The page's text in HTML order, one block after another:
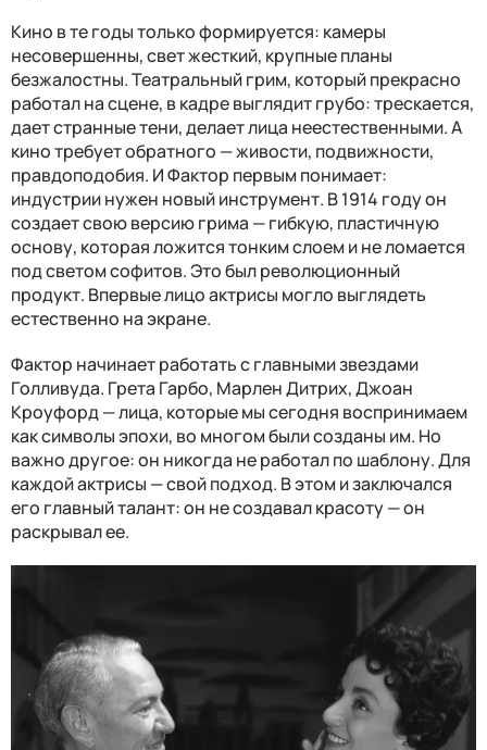
Кино в те годы только формируется: камеры
несовершенны, свет жесткий, крупные планы
безжалостны. Театральный грим, который прекрасно
работал на сцене, в кадре выглядит грубо: трескается,
дает странные тени, делает лица неестественными. А
кино требует обратного — живости, подвижности,
правдоподобия. И Фактор первым понимает:
индустрии нужен новый инструмент. В 1914 году он
создает свою версию грима — гибкую, пластичную
основу, которая ложится тонким слоем и не ломается
под светом софитов. Это был революционный
продукт. Впервые лицо актрисы могло выглядеть
естественно на экране.
Фактор начинает работать с главными звездами
Голливуда. Грета Гарбо, Марлен Дитрих, Джоан
Кроуфорд — лица, которые мы сегодня воспринимаем
как символы эпохи, во многом были созданы им. Но
важно другое: он никогда не работал по шаблону. Для
каждой актрисы — свой подход. В этом и заключался
его главный талант: он не создавал красоту — он
раскрывал ее.